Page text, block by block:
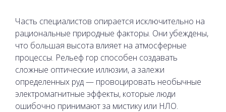
Часть специалистов опирается исключительно на
рациональные природные факторы. Они убеждены,
что большая высота влияет на атмосферные
процессы. Рельеф гор способен создавать
сложные оптические иллюзии, а залежи
определенных руд — провоцировать необычные
электромагнитные эффекты, которые люди
ошибочно принимают за мистику или НЛО.